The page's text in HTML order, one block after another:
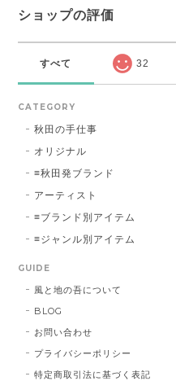
ショップの評価
すべて 32
CATEGORY
秋田の手仕事
オリジナル
≡秋田発ブランド
アーティスト
≡ブランド別アイテム
≡ジャンル別アイテム
GUIDE
風と地の吾について
BLOG
お問い合わせ
プライバシーポリシー
特定商取引法に基づく表記